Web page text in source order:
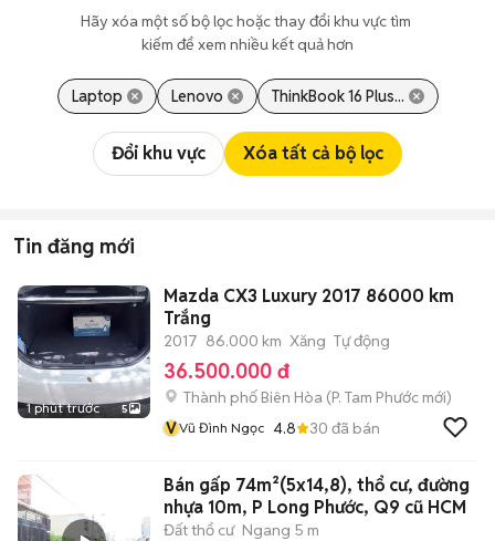
Hãy xóa một số bộ lọc hoặc thay đổi khu vực tìm
kiếm để xem nhiều kết quả hơn
Laptop Lenovo ThinkBook 16 Plus...
Đổi khu vực Xóa tất cả bộ lọc
Tin đăng mới
1 phút trước 5
Mazda CX3 Luxury 2017 86000 km
Trắng
2017 86.000 km Xăng Tự động
36.500.000 đ
Thành phố Biên Hòa (P. Tam Phước mới)
VVũ Đình Ngọc 4.8 30 đã bán
Bán gấp 74m²(5x14,8), thổ cư, đường
nhựa 10m, P Long Phước, Q9 cũ HCM
Đất thổ cư Ngang 5 m